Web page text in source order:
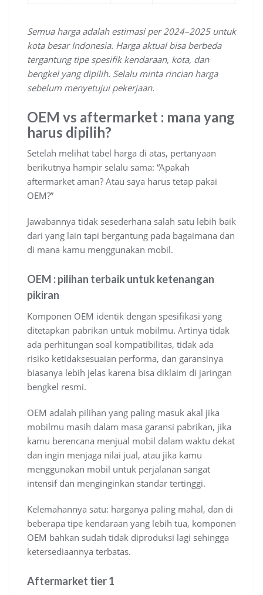
Semua harga adalah estimasi per 2024–2025 untuk
kota besar Indonesia. Harga aktual bisa berbeda
tergantung tipe spesifik kendaraan, kota, dan
bengkel yang dipilih. Selalu minta rincian harga
sebelum menyetujui pekerjaan.
OEM vs aftermarket : mana yang
harus dipilih?
Setelah melihat tabel harga di atas, pertanyaan
berikutnya hampir selalu sama: “Apakah
aftermarket aman? Atau saya harus tetap pakai
OEM?”
Jawabannya tidak sesederhana salah satu lebih baik
dari yang lain tapi bergantung pada bagaimana dan
di mana kamu menggunakan mobil.
OEM : pilihan terbaik untuk ketenangan
pikiran
Komponen OEM identik dengan spesifikasi yang
ditetapkan pabrikan untuk mobilmu. Artinya tidak
ada perhitungan soal kompatibilitas, tidak ada
risiko ketidaksesuaian performa, dan garansinya
biasanya lebih jelas karena bisa diklaim di jaringan
bengkel resmi.
OEM adalah pilihan yang paling masuk akal jika
mobilmu masih dalam masa garansi pabrikan, jika
kamu berencana menjual mobil dalam waktu dekat
dan ingin menjaga nilai jual, atau jika kamu
menggunakan mobil untuk perjalanan sangat
intensif dan menginginkan standar tertinggi.
Kelemahannya satu: harganya paling mahal, dan di
beberapa tipe kendaraan yang lebih tua, komponen
OEM bahkan sudah tidak diproduksi lagi sehingga
ketersediaannya terbatas.
Aftermarket tier 1